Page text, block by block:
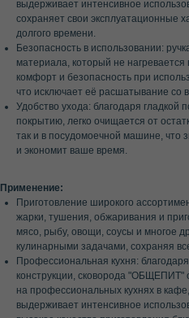
выдерживает интенсивное
сохраняет свои эксплуатационные
долгого времени.
Безопасность в использовании:
материала, который не нагревается
комфорт и безопасность при
что исключает её расшатывание со
Удобство ухода: благодаря гладкой
покрытию, легко очищается от
так и в посудомоечной машине, что
и экономит ваше время.
Применение:
Приготовление широкого
жарки, тушения, обжаривания и
мясо, рыбу, овощи, соусы и многое
кулинарными задачами, сохраняя
Профессиональная кухня:
конструкции, сковорода "ОБЩЕПИТ"
на профессиональных кухнях в
выдерживает интенсивное